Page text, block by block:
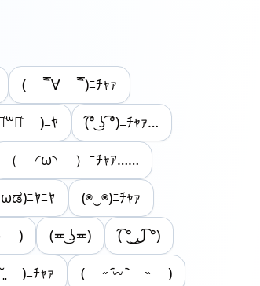
( ¯ิ∀ ¯ิ)ﾆﾁｬｧ
)ﾆﾔ (͡° ͜ʖ ͡°)ﾆﾁｬｧ…
（ ◜ω◝ ）ﾆﾁｬｱ……
ﾆﾔﾆﾔ (◉‿◉)ﾆﾁｬｧ
) (≖ ͜ʖ≖) ( ͡° ͜ل͜ ͡°)
ﾆﾁｬｧ ( ˶ ᷇𖥦 ᷆ ˵ )